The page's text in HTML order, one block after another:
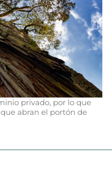
privado, por lo que
abran el portón de